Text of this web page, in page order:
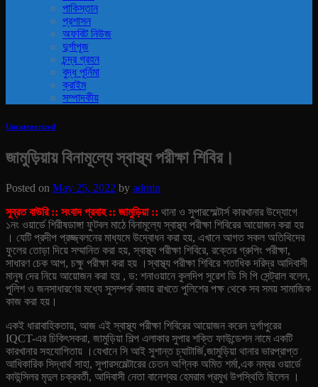
পাকিস্তান
প্রশাসন
অফবিট নিউজ
দুর্গাপূজ
চন্দ্র গ্রহন
বুদ্ধ পূর্নিমা
ক্রাইম
সম্পাদকীয়
Uncategorized
জামুড়িয়ায় বিনামূল্যে স্বাস্থ্য পরীক্ষা শিবির।
Posted on May 25, 2022 by admin
সুব্রত বাউরি :: সংবাদ প্রবাহ :: জামুড়িয়া :: থানা ও সুপারস্মেল্টার্স কারখানার উদ্যোগে
১নং ওয়ার্ডে শিরীষডাঙ্গা ফুটবল মাঠে বিনামূল্যে স্বাস্থ্য পরীক্ষা শিবিরের আয়োজন করা হয়
। যেটি প্রদীপ প্রজ্জ্বলনের মাধ্যমে উদ্বোধন করা হয়, এখানে আগত সকল অতিথিদের
ফুলের তোড়া দিয়ে সম্মানিত করা হয়, স্বাস্থ্য পরীক্ষা শিবিরে, রক্তের গ্রুপিং পরীক্ষা,
সাধারণ চেক আপ, চক্ষু পরীক্ষা করা হয় ।স্বাস্থ্য পরীক্ষা শিবিরে শতাধিক দরিদ্র আদিবাসী
মানুষ দের নিয়ে আয়োজন করা হয় , ড: শনাওয়ানে কুলদিপ সুরেশ ডি সি পি সেন্ট্রাল বলেন,
পুলিশ ও জনসাধারণের মধ্যে সুসম্পর্ক বজায় রাখতে পুলিশের পক্ষ থেকে সব সময় সামাজিক
কাজ করা হয়।
একই ধারাবাহিকতায়, আজ এই স্বাস্থ্য পরীক্ষা শিবিরের আয়োজন করেন দুর্গাপুরের
IQCT-এর চিকিৎসকরা, জামুড়িয়া শিল্প এলাকার সুপার শক্তি ফাউন্ডেশন নামে একটি
কারখানার সহযোগিতায় । যেখানে সি আই সুশান্ত চ্যাটার্জি,জামুড়িয়া থানার ভারপ্রাপ্ত
আধিকারিক সিদ্ধার্থ সাহা, সুপারসমেল্টারের চেতন অগ্নিক অমিত শর্মা,এক নম্বর ওয়ার্ডে
কাউন্সিলর মৃদুল চক্রবর্তী, আদিবাসী নেতা বানেশ্বর হেমরাম প্রমুখ উপস্থিতি ছিলেন ।